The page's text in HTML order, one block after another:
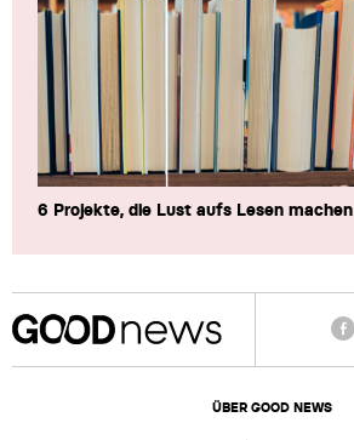
6 Projekte, die Lust aufs Lesen machen
ÜBER GOOD NEWS